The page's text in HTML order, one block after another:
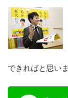
できればと思いま